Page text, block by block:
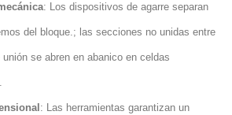
: Los dispositivos de agarre separan
del bloque.; las secciones no unidas entre
unión se abren en abanico en celdas
: Las herramientas garantizan un